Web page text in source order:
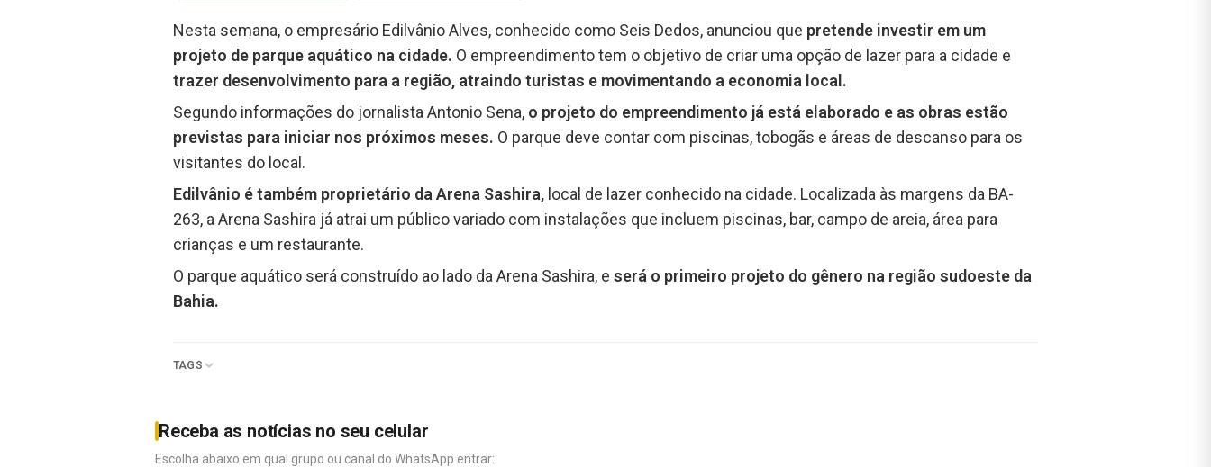
Nesta semana, o empresário Edilvânio Alves, conhecido como Seis Dedos, anunciou que pretende investir em um
projeto de parque aquático na cidade. O empreendimento tem o objetivo de criar uma opção de lazer para a cidade e
trazer desenvolvimento para a região, atraindo turistas e movimentando a economia local.
Segundo informações do jornalista Antonio Sena, o projeto do empreendimento já está elaborado e as obras estão
previstas para iniciar nos próximos meses. O parque deve contar com piscinas, tobogãs e áreas de descanso para os
visitantes do local.
Edilvânio é também proprietário da Arena Sashira, local de lazer conhecido na cidade. Localizada às margens da BA-
263, a Arena Sashira já atrai um público variado com instalações que incluem piscinas, bar, campo de areia, área para
crianças e um restaurante.
O parque aquático será construído ao lado da Arena Sashira, e será o primeiro projeto do gênero na região sudoeste da
Bahia.
TAGS
Receba as notícias no seu celular
Escolha abaixo em qual grupo ou canal do WhatsApp entrar: